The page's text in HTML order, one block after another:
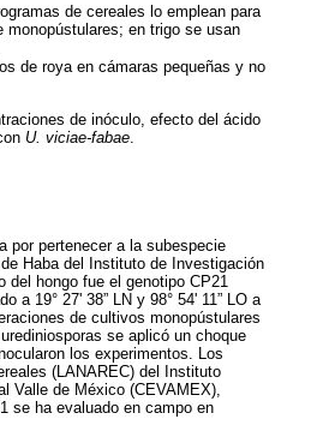
de cereales lo emplean para
monopústulares; en trigo se usan
de roya en cámaras pequeñas y no
de inóculo, efecto del ácido
U. viciae-fabae
por pertenecer a la subespecie
Haba del Instituto de Investigación
hongo fue el genotipo CP21
a 19° 27' 38” LN y 98° 54' 11” LO a
de cultivos monopústulares
se aplicó un choque
los experimentos. Los
(LANAREC) del Instituto
Valle de México (CEVAMEX),
se ha evaluado en campo en